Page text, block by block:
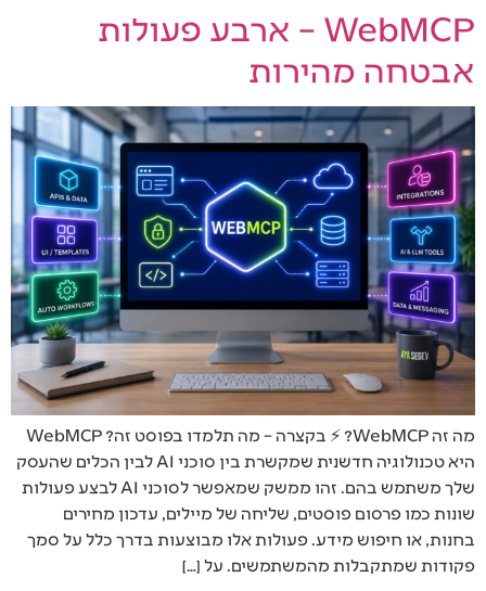
WebMCP – ארבע פעולות
אבטחה מהירות
מה זה WebMCP? ⚡ בקצרה – מה תלמדו בפוסט זה? WebMCP
היא טכנולוגיה חדשנית שמקשרת בין סוכני AI לבין הכלים שהעסק
שלך משתמש בהם. זהו ממשק שמאפשר לסוכני AI לבצע פעולות
שונות כמו פרסום פוסטים, שליחה של מיילים, עדכון מחירים
בחנות, או חיפוש מידע. פעולות אלו מבוצעות בדרך כלל על סמך
פקודות שמתקבלות מהמשתמשים. על […]